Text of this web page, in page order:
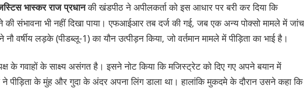
भास्कर राज प्रधानकी खंडपीठ ने अपीलकर्ता को इस आधार पर बरी कर दिया कि
की संभावना भी नहीं दिखा पाया। एफआईआर तब दर्ज की गई, जब एक अन्य पोक्सो मामले में जांच
वर्षीय लड़के (पीडब्लू-1) का यौन उत्पीड़न किया, जो वर्तमान मामले में पीड़िता का भाई है।
के गवाहों के साक्ष्य असंगत है। इसने नोट किया कि मजिस्ट्रेट को दिए गए अपने बयान में
ने पीड़िता के मुंह और गुदा के अंदर अपना लिंग डाला था। हालांकि मुकदमे के दौरान उसने कहा कि